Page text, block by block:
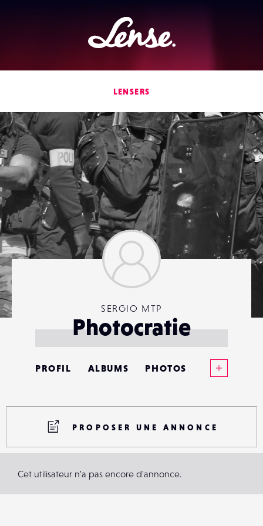
Lense
LENSERS
SERGIO MTP
Photocratie
PROFIL ALBUMS PHOTOS
CONTACTS
ÉVÉNEMENTS
PROPOSER UNE ANNONCE
Cet utilisateur n'a pas encore d'annonce.